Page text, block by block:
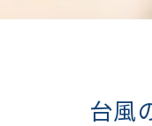
台風